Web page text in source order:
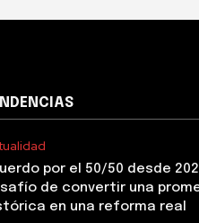
por el 50/50 desde
de convertir una
en una reforma real